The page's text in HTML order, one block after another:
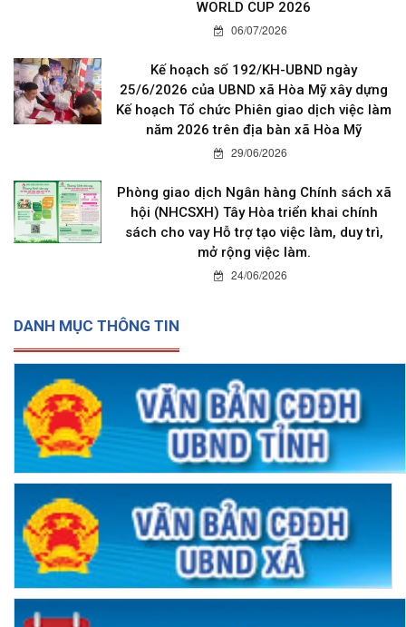
WORLD CUP 2026
06/07/2026
Kế hoạch số 192/KH-UBND ngày
25/6/2026 của UBND xã Hòa Mỹ xây dựng
Kế hoạch Tổ chức Phiên giao dịch việc làm
năm 2026 trên địa bàn xã Hòa Mỹ
29/06/2026
Phòng giao dịch Ngân hàng Chính sách xã
hội (NHCSXH) Tây Hòa triển khai chính
sách cho vay Hỗ trợ tạo việc làm, duy trì,
mở rộng việc làm.
24/06/2026
DANH MỤC THÔNG TIN